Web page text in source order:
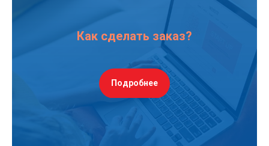
Как сделать заказ?
Подробнее